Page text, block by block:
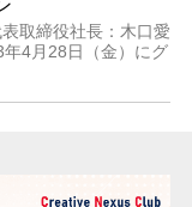
取締役社長：木口愛
4月28日（金）にグ